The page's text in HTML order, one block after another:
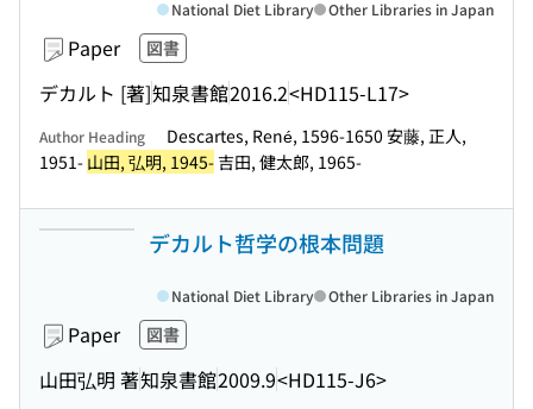
Paper 図書
デカルト [著]知泉書館2016.2<HD115-L17>
National Diet Library Other Libraries in Japan
Author Heading
Descartes, René, 1596-1650 安藤, 正人,
1951- 山田, 弘明, 1945-吉田, 健太郎, 1965-
デカルト哲学の根本問題
Paper 図書
山田弘明 著知泉書館2009.9<HD115-J6>
National Diet Library Other Libraries in Japan